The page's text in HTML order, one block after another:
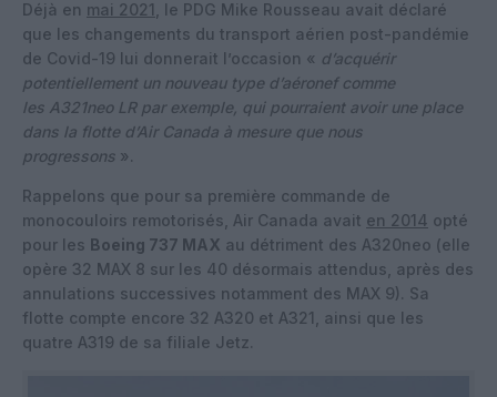
Déjà en mai 2021
, le PDG Mike Rousseau avait déclaré
que les changements du transport aérien post-pandémie
de Covid-19 lui donnerait l’occasion « d’acquérir
potentiellement un nouveau type d’aéronef comme
les A321neo LR par exemple, qui pourraient avoir une place
dans la flotte d’Air Canada à mesure que nous
progressons ».
Rappelons que pour sa première commande de
monocouloirs remotorisés, Air Canada avait en 2014 opté
pour les Boeing 737 MAX au détriment des A320neo (elle
opère 32 MAX 8 sur les 40 désormais attendus, après des
annulations successives notamment des MAX 9). Sa
flotte compte encore 32 A320 et A321, ainsi que les
quatre A319 de sa filiale Jetz.